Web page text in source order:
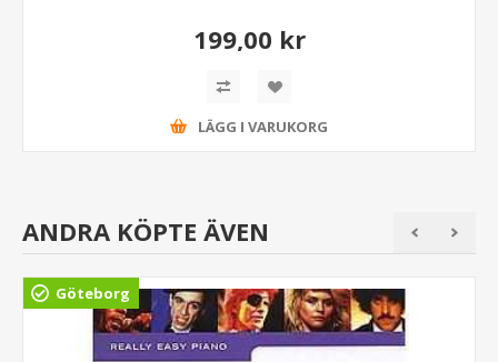
199,00 kr
LÄGG I VARUKORG
ANDRA KÖPTE ÄVEN
Göteborg